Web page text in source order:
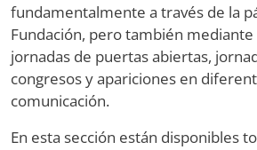
fundamentalmente a través de la
Fundación, pero también
jornadas de puertas abiertas,
congresos y apariciones en
comunicación.
En esta sección están disponibles